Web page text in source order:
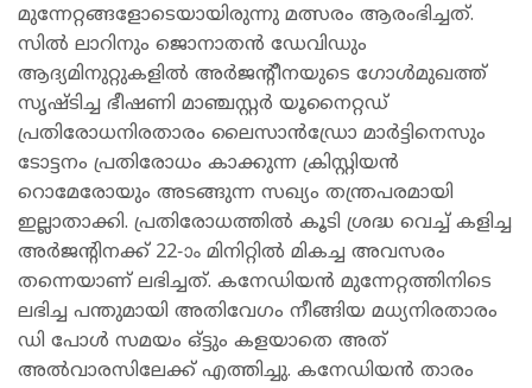
മുന്നേറ്റങ്ങളോടെയായിരുന്നു മത്സരം ആരംഭിച്ചത്.
സില്‍ ലാറിനും ജൊനാതന്‍ ഡേവിഡും
ആദ്യമിനുറ്റുകളില്‍ അര്‍ജന്റീനയുടെ ഗോള്‍മുഖത്ത്
സൃഷ്ടിച്ച ഭീഷണി മാഞ്ചസ്റ്റര്‍ യൂനൈറ്റഡ്
പ്രതിരോധനിരതാരം ലൈസാന്‍ഡ്രോ മാര്‍ട്ടിനെസും
ടോട്ടനം പ്രതിരോധം കാക്കുന്ന ക്രിസ്റ്റിയന്‍
റൊമേരോയും അടങ്ങുന്ന സഖ്യം തന്ത്രപരമായി
ഇല്ലാതാക്കി. പ്രതിരോധത്തില്‍ കൂടി ശ്രദ്ധ വെച്ച് കളിച്ച
അര്‍ജന്റിനക്ക് 22-ാം മിനിറ്റില്‍ മികച്ച അവസരം
തന്നെയാണ് ലഭിച്ചത്. കനേഡിയന്‍ മുന്നേറ്റത്തിനിടെ
ലഭിച്ച പന്തുമായി അതിവേഗം നീങ്ങിയ മധ്യനിരതാരം
ഡി പോള്‍ സമയം ഒ്ട്ടും കളയാതെ അത്
അല്‍വാരസിലേക്ക് എത്തിച്ചു. കനേഡിയന്‍ താരം